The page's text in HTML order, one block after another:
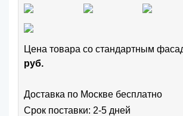
Цена товара cо стандартным
руб.
Доставка по Москве бесплатно
Срок поставки: 2-5 дней